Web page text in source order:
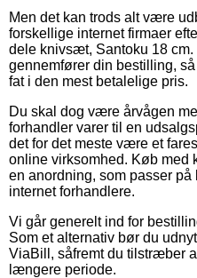
Men det kan trods alt være
forskellige internet firmaer
dele knivsæt, Santoku 18 cm.
gennemfører din bestilling,
fat i den mest betalelige pris.
Du skal dog være årvågen
forhandler varer til en
det for det meste være et
online virksomhed. Køb med
en anordning, som passer
internet forhandlere.
Vi går generelt ind for
Som et alternativ bør du
ViaBill, såfremt du tilstræber
længere periode.